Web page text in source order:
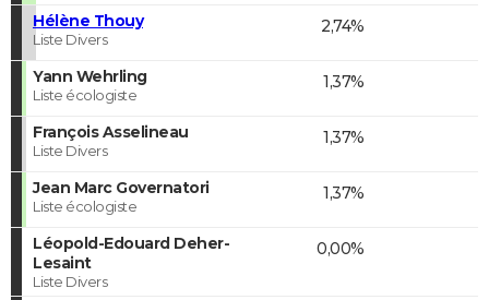
Hélène Thouy
Liste Divers
2,74%
Yann Wehrling
Liste écologiste
1,37%
François Asselineau
Liste Divers
1,37%
Jean Marc Governatori
Liste écologiste
1,37%
Léopold-Edouard Deher-
Lesaint
Liste Divers
0,00%